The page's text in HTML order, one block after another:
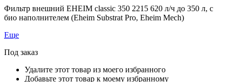
Фильтр внешний EHEIM classic 350 2215 620 л/ч до 350 л, с
био наполнителем (Eheim Substrat Pro, Eheim Mech)
Еще
Под заказ
Удалите этот товар из моего избранного
Добавьте этот товар к моему избранному